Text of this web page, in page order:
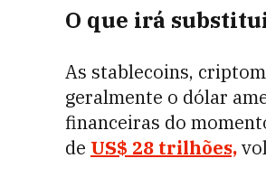
O que irá
As stablecoins,
geralmente o dólar
financeiras do
de US$ 28 trilhões,